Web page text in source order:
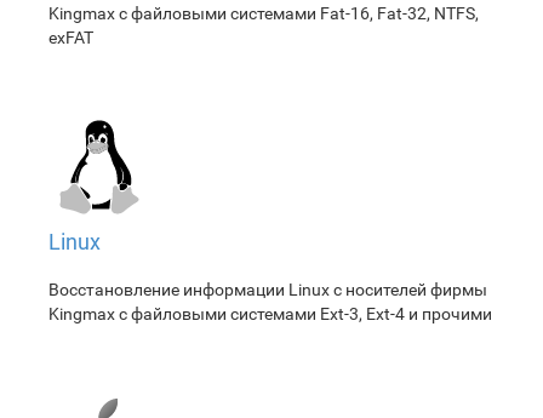
Kingmax с файловыми системами Fat-16, Fat-32, NTFS,
exFAT
Linux
Восстановление информации Linux с носителей фирмы
Kingmax с файловыми системами Ext-3, Ext-4 и прочими